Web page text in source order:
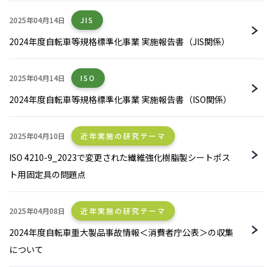
2025年04月14日 JIS
2024年度自転車等規格標準化事業 実施報告書（JIS関係）
2025年04月14日 ISO
2024年度自転車等規格標準化事業 実施報告書（ISO関係）
2025年04月10日 近年実施の研究テーマ
ISO 4210-9_2023で変更された繊維強化樹脂製シートポス
ト用固定具の問題点
2025年04月08日 近年実施の研究テーマ
2024年度自転車重大製品事故情報＜消費者庁公表＞の収集
について